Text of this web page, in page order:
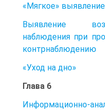
«Мягкое»
Выявление
наблюдения при
контрнаблюдению
«Уход на дно»
Глава 6
Информационно-